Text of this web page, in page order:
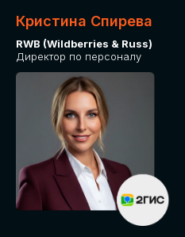
Кристина Спирева
RWB (Wildberries & Russ)
Директор по персоналу